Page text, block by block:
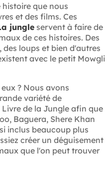
histoire que nous
et des films. Ces
jungle servent à faire de
de ces histoires. Des
des loups et bien d'autres
avec le petit Mowgli
? Nous avons
variété de
de la Jungle afin que
Baguera, Shere Khan
inclus beaucoup plus
créer un déguisement
que l'on peut trouver